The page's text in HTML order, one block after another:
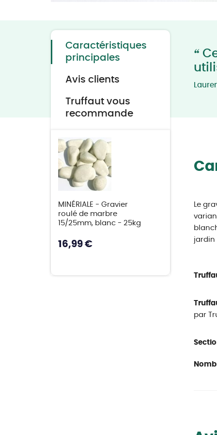
of
the
images
“
Caractéristiques
principales
Avis clients
Truffaut vous
recommande
MINÉRIALE - Gravier
roulé de marbre
15/25mm, blanc - 25kg
16,99 €
Le
jardin
par